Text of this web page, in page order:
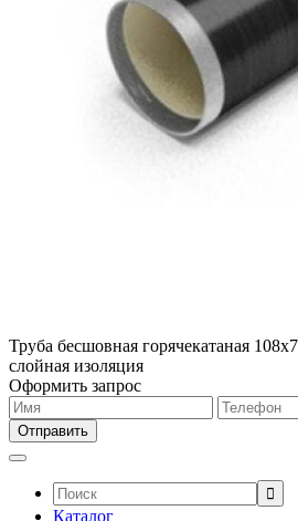
Труба бесшовная горячекатаная
слойная изоляция
Оформить запрос
Поиск:
Каталог